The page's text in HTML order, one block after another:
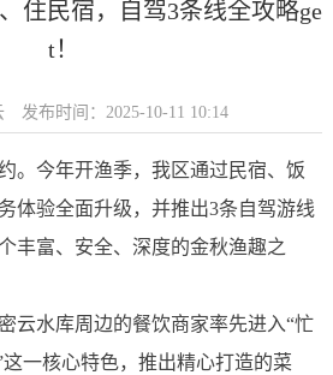
住民宿，自驾3条线全攻略ge
t！
发布时间：2025-10-11 10:14
。今年开渔季，我区通过民宿、饭
体验全面升级，并推出3条自驾游线
丰富、安全、深度的金秋渔趣之
云水库周边的餐饮商家率先进入“忙
一核心特色，推出精心打造的菜